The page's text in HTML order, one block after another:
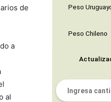
de
a
al
Peso
Peso Chileno